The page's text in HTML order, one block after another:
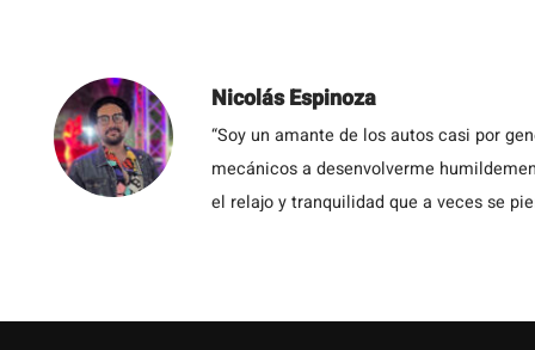
Nicolás Espinoza
“Soy un amante de los autos casi por
mecánicos a desenvolverme
el relajo y tranquilidad que a veces se